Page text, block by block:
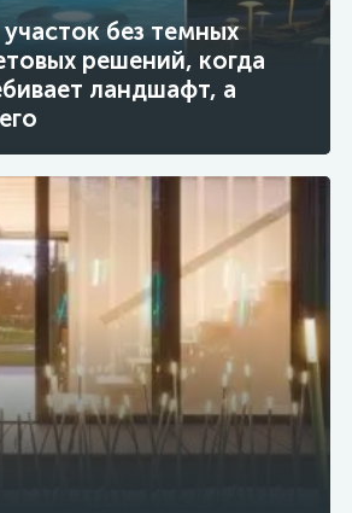
без темных
решений, когда
ландшафт, а